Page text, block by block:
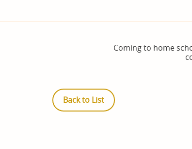
Coming to home
Back to List